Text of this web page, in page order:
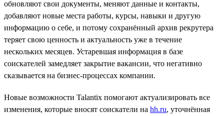
обновляют свои документы, меняют данные и контакты,
добавляют новые места работы, курсы, навыки и другую
информацию о себе, и потому сохранённый архив рекрутера
теряет свою ценность и актуальность уже в течение
нескольких месяцев. Устаревшая информация в базе
соискателей замедляет закрытие вакансии, что негативно
сказывается на бизнес-процессах компании.
Новые возможности Talantix помогают актуализировать все
изменения, которые вносят соискатели на hh.ru, уточнённая